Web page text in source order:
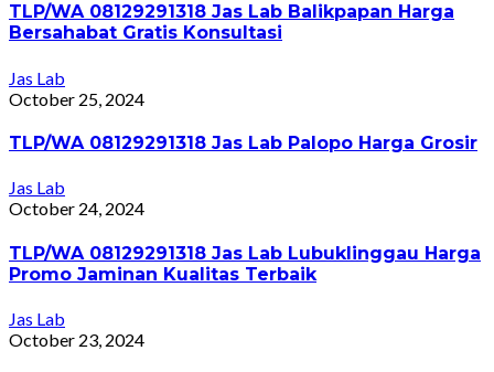
TLP/WA 08129291318 Jas Lab Balikpapan Harga
Bersahabat Gratis Konsultasi
Jas Lab
October 25, 2024
TLP/WA 08129291318 Jas Lab Palopo Harga Grosir
Jas Lab
October 24, 2024
TLP/WA 08129291318 Jas Lab Lubuklinggau Harga
Promo Jaminan Kualitas Terbaik
Jas Lab
October 23, 2024